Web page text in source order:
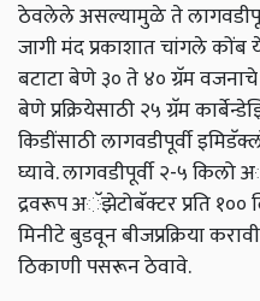
ठेवलेले असल्यामुळे ते
जागी मंद प्रकाशात चांगले
बटाटा बेणे ३० ते ४० ग्रॅम
बेणे प्रक्रियेसाठी २५ ग्रॅम
किडींसाठी लागवडीपूर्वी
घ्यावे. लागवडीपूर्वी २-५
द्रवरूप अॅझेटोबॅक्टर प्रति १००
मिनीटे बुडवून बीजप्रक्रिया
ठिकाणी पसरून ठेवावे.